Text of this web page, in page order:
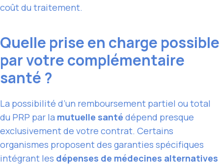
coût du traitement.
Quelle prise en charge possible
par votre complémentaire
santé ?
La possibilité d’un remboursement partiel ou total
du PRP par la mutuelle santé dépend presque
exclusivement de votre contrat. Certains
organismes proposent des garanties spécifiques
intégrant les dépenses de médecines alternatives